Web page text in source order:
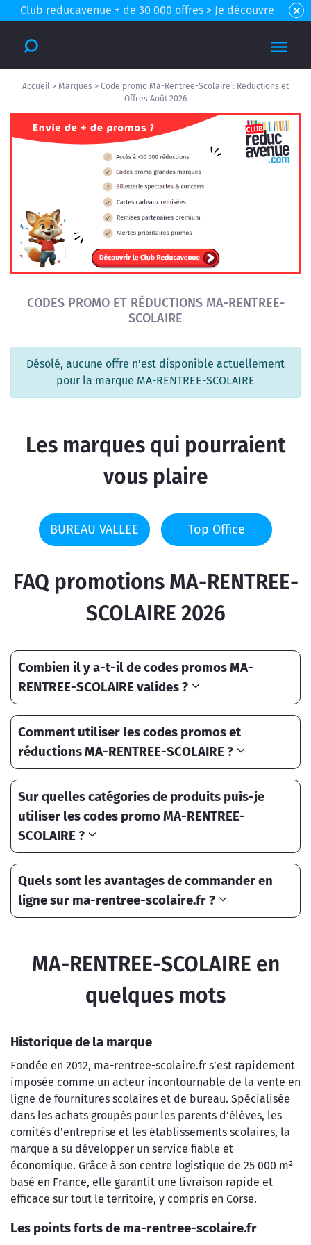
Club reducavenue + de 30 000 offres > Je découvre
Accueil > Marques > Code promo Ma-Rentree-Scolaire : Réductions et
Offres Août 2026
CODES PROMO ET RÉDUCTIONS MA-RENTREE-
SCOLAIRE
Désolé, aucune offre n'est disponible actuellement
pour la marque MA-RENTREE-SCOLAIRE
Les marques qui pourraient
vous plaire
BUREAU VALLEE Top Office
FAQ promotions MA-RENTREE-
SCOLAIRE 2026
Combien il y a-t-il de codes promos MA-
RENTREE-SCOLAIRE valides ?
Comment utiliser les codes promos et
réductions MA-RENTREE-SCOLAIRE ?
Sur quelles catégories de produits puis-je
utiliser les codes promo MA-RENTREE-
SCOLAIRE ?
Quels sont les avantages de commander en
ligne sur ma-rentree-scolaire.fr ?
MA-RENTREE-SCOLAIRE en
quelques mots
Historique de la marque
Fondée en 2012, ma-rentree-scolaire.fr s’est rapidement
imposée comme un acteur incontournable de la vente en
ligne de fournitures scolaires et de bureau. Spécialisée
dans les achats groupés pour les parents d’élèves, les
comités d’entreprise et les établissements scolaires, la
marque a su développer un service fiable et
économique. Grâce à son centre logistique de 25 000 m²
basé en France, elle garantit une livraison rapide et
efficace sur tout le territoire, y compris en Corse.
Les points forts de ma-rentree-scolaire.fr